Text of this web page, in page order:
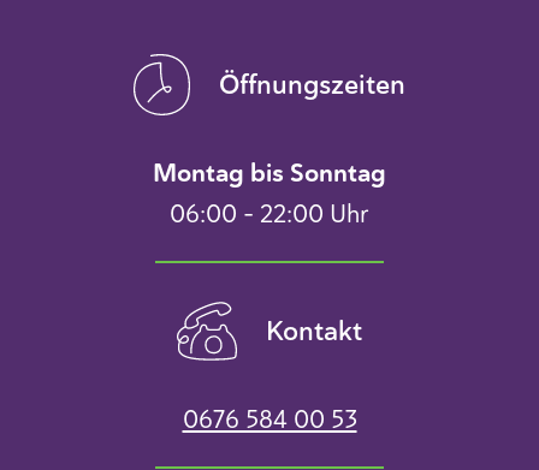
Öffnungszeiten
Montag bis Sonntag
06:00 – 22:00 Uhr
Kontakt
0676 584 00 53